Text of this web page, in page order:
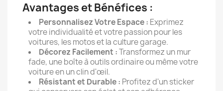
Avantages et Bénéfices :
Personnalisez Votre Espace : Exprimez
votre individualité et votre passion pour les
voitures, les motos et la culture garage.
Décorez Facilement :Transformez un mur
fade, une boîte à outils ordinaire ou même votre
voiture en un clin d'œil.
Résistant et Durable : Profitez d'un sticker